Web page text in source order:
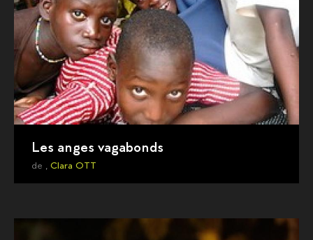
Les anges vagabonds
de , Clara OTT